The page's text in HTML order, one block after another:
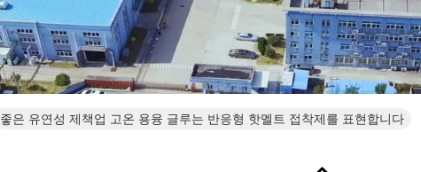
좋은 유연성 제책업 고온 용융 글루는 반응형 핫멜트 접착제를 표현합니다